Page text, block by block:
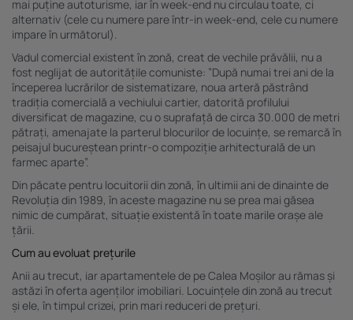
mai puține autoturisme, iar în week-end nu circulau toate, ci
alternativ (cele cu numere pare într-in week-end, cele cu numere
impare în următorul).
Vadul comercial existent în zonă, creat de vechile prăvălii, nu a
fost neglijat de autoritățile comuniste: ”După numai trei ani de la
începerea lucrărilor de sistematizare, noua arteră păstrând
tradiția comercială a vechiului cartier, datorită profilului
diversificat de magazine, cu o suprafață de circa 30.000 de metri
pătrați, amenajate la parterul blocurilor de locuințe, se remarcă în
peisajul bucureștean printr-o compoziție arhitecturală de un
farmec aparte”.
Din păcate pentru locuitorii din zonă, în ultimii ani de dinainte de
Revoluția din 1989, în aceste magazine nu se prea mai găsea
nimic de cumpărat, situație existentă în toate marile orașe ale
țării.
Cum au evoluat prețurile
Anii au trecut, iar apartamentele de pe Calea Moșilor au rămas și
astăzi în oferta agenților imobiliari. Locuințele din zonă au trecut
și ele, în timpul crizei, prin mari reduceri de prețuri.
limitate pentru a selecta conținutul. Date precise de geolocație și identificarea prin
scanarea dispozitivului.
Listă parteneri (furnizori)